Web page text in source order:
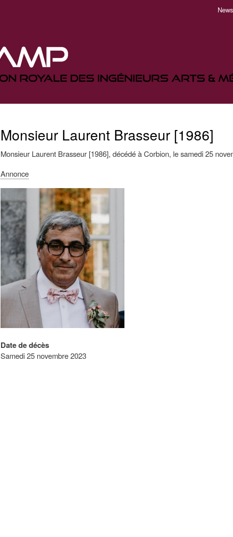
News
Monsieur Laurent Brasseur [1986]
Monsieur Laurent Brasseur [1986], décédé à Corbion, le samedi 25
Annonce
Date de décès
Samedi 25 novembre 2023